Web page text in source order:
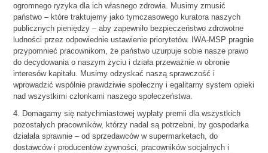
ogromnego ryzyka dla ich własnego zdrowia. Musimy zmusić
państwo – które traktujemy jako tymczasowego kuratora naszych
publicznych pieniędzy – aby zapewniło bezpieczeństwo zdrowotne
ludności przez odpowiednie ustawienie priorytetów. IWA-MSP pragnie
przypomnieć pracownikom, że państwo uzurpuje sobie nasze prawo
do decydowania o naszym życiu i działa przeważnie w obronie
interesów kapitału. Musimy odzyskać naszą sprawczość i
wprowadzić wspólnie prawdziwie społeczny i egalitarny system opieki
nad wszystkimi członkami naszego społeczeństwa.
4. Domagamy się natychmiastowej wypłaty premii dla wszystkich
pozostałych pracowników, którzy nadal są potrzebni, by gospodarka
działała sprawnie – od sprzedawców w supermarketach, do
dostawców i producentów żywności, pracowników socjalnych i